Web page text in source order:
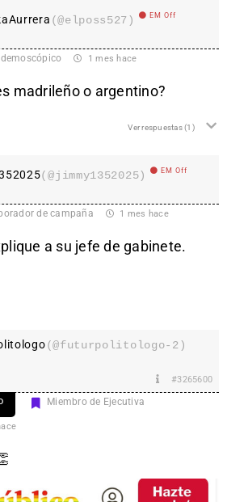
(@elposs527) EM Off
1 mes hace
madrileño o argentino?
Ver respuestas(1)
(@jimmy1352025) EM Off
de campaña 1 mes hace
a su jefe de gabinete.
(@futurpolitologo-2)
#3265600
Miembro de Ejecutiva